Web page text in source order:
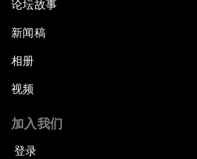
论坛故事
新闻稿
相册
视频
加入我们
登录